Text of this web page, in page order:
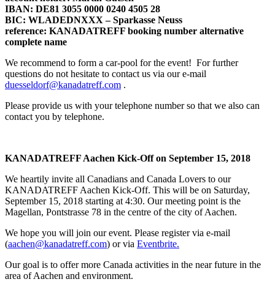
IBAN: DE81 3055 0000 0240 4505 28
BIC: WLADEDNXXX – Sparkasse Neuss
reference: KANADATREFF booking number alternative
complete name
We recommend to form a car-pool for the event! For further
questions do not hesitate to contact us via our e-mail
duesseldorf@kanadatreff.com .
Please provide us with your telephone number so that we also can
contact you by telephone.
KANADATREFF Aachen Kick-Off on September 15, 2018
We heartily invite all Canadians and Canada Lovers to our
KANADATREFF Aachen Kick-Off. This will be on Saturday,
September 15, 2018 starting at 4:30. Our meeting point is the
Magellan, Pontstrasse 78 in the centre of the city of Aachen.
We hope you will join our event. Please register via e-mail
(aachen@kanadatreff.com) or via Eventbrite.
Our goal is to offer more Canada activities in the near future in the
area of Aachen and environment.